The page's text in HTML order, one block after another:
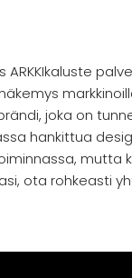
ARKKIkaluste
joka on
hankittua
ota rohkeasti